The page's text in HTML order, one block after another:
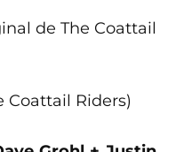
de The Coattail
Coattail Riders)